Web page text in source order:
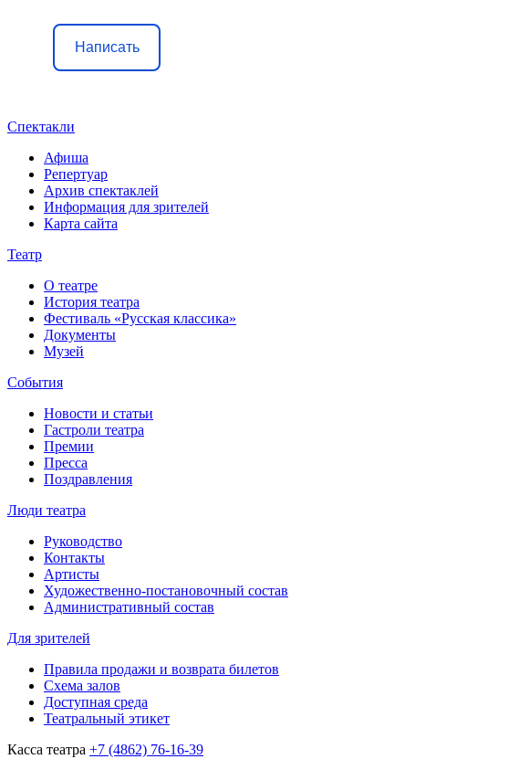
Написать
Спектакли
Афиша
Репертуар
Архив спектаклей
Информация для зрителей
Карта сайта
Театр
О театре
История театра
Фестиваль «Русская классика»
Документы
Музей
События
Новости и статьи
Гастроли театра
Премии
Пресса
Поздравления
Люди театра
Руководство
Контакты
Артисты
Художественно-постановочный состав
Административный состав
Для зрителей
Правила продажи и возврата билетов
Схема залов
Доступная среда
Театральный этикет
Касса театра +7 (4862) 76-16-39